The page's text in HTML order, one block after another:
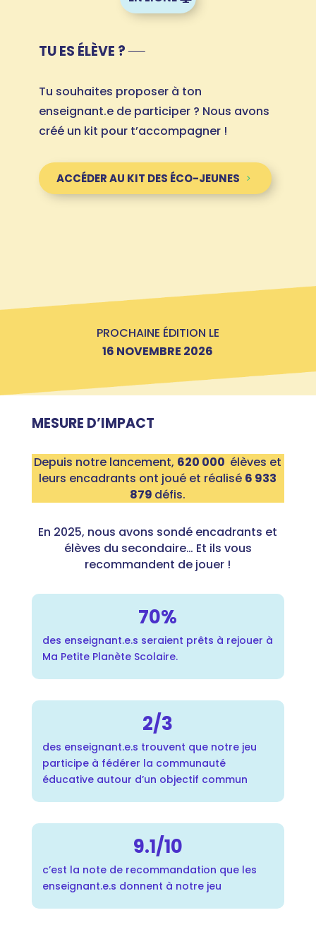
TU ES ÉLÈVE ?
Tu souhaites proposer à ton
enseignant.e de participer ? Nous avons
créé un kit pour t’accompagner !
ACCÉDER AU KIT DES ÉCO-JEUNES
PROCHAINE ÉDITION LE
16 NOVEMBRE 2026
MESURE D’IMPACT
Depuis notre lancement, 620 000 élèves et
leurs encadrants ont joué et réalisé 6 933
879 défis.
En 2025, nous avons sondé encadrants et
élèves du secondaire… Et ils vous
recommandent de jouer !
70%
des enseignant.e.s seraient prêts à rejouer à
Ma Petite Planète Scolaire.
2/3
des enseignant.e.s trouvent que notre jeu
participe à fédérer la communauté
éducative autour d’un objectif commun
9.1/10
c’est la note de recommandation que les
enseignant.e.s donnent à notre jeu